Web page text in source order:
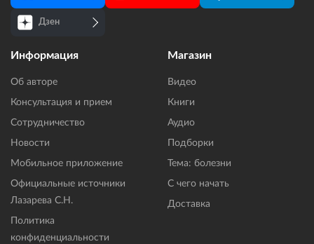
Дзен
Информация
Об авторе
Консультация и прием
Сотрудничество
Новости
Мобильное приложение
Официальные источники
Лазарева С.Н.
Политика
конфиденциальности
Магазин
Видео
Книги
Аудио
Подборки
Тема: болезни
С чего начать
Доставка